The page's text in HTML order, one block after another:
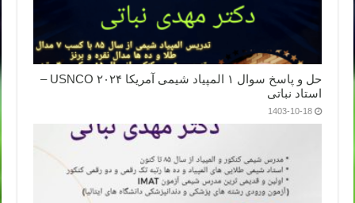
حل و پاسخ سوال ۱ المپیاد شیمی آمریکا ۲۰۲۴ USNCO –
استاد نباتی
1403-10-18